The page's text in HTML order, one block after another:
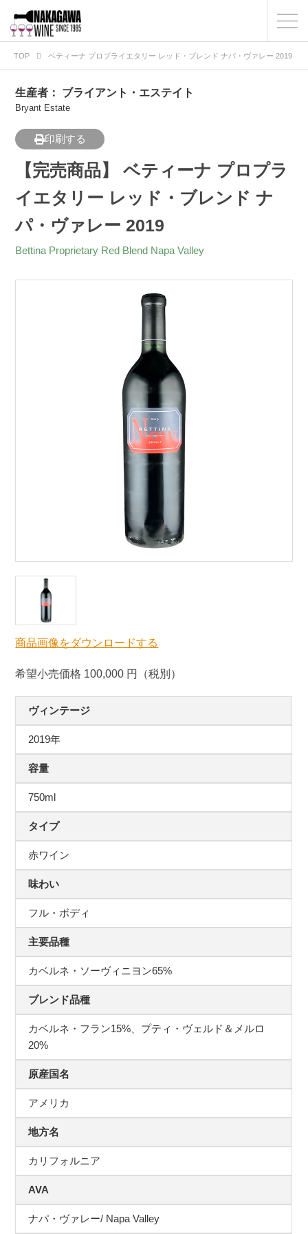
TOP ベティーナ プロプライエタリー レッド・ブレンド ナパ・ヴァレー 2019
生産者： ブライアント・エステイト
Bryant Estate
印刷する
【完売商品】 ベティーナ プロプラ
イエタリー レッド・ブレンド ナ
パ・ヴァレー 2019
Bettina Proprietary Red Blend Napa Valley
商品画像をダウンロードする
希望小売価格 100,000 円（税別）
ヴィンテージ
2019年
容量
750ml
タイプ
赤ワイン
味わい
フル・ボディ
主要品種
カベルネ・ソーヴィニヨン65%
ブレンド品種
カベルネ・フラン15%、プティ・ヴェルド＆メルロ
20%
原産国名
アメリカ
地方名
カリフォルニア
AVA
ナパ・ヴァレー/ Napa Valley